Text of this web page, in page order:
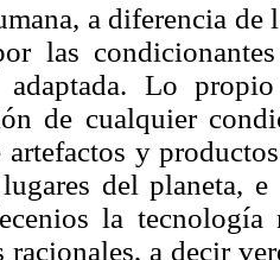
a diferencia de
las
adaptada. Lo
de cualquier
artefactos y
del planeta,
la tecnología
racionales, a decir